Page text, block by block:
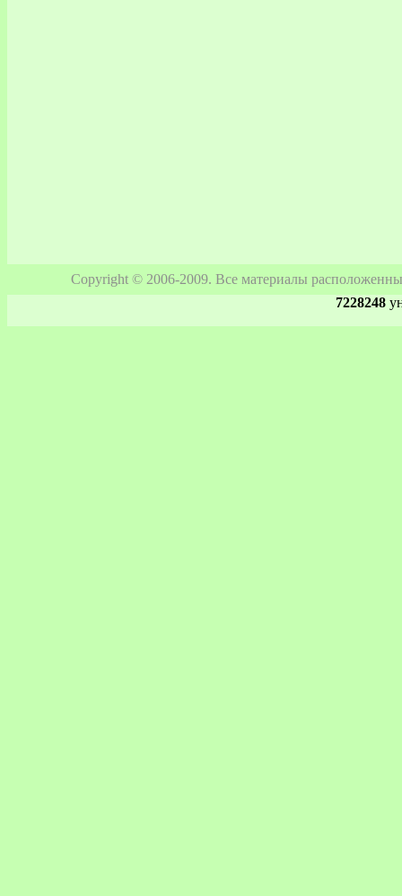
Copyright © 2006-2009. Все материалы
7228248